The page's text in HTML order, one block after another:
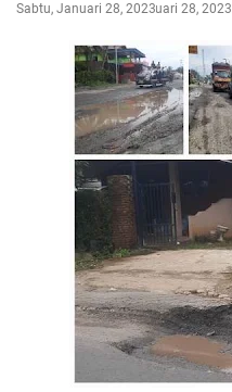
Sabtu, Januari 28, 2023Januari 28, 2023